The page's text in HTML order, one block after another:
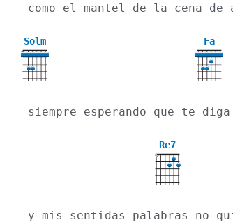
como el mantel de la cena de
Solm
3
Fa
siempre esperando que te diga
Re7
X
y mis sentidas palabras no